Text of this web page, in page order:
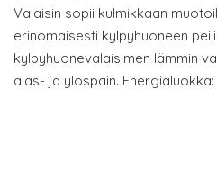
Valaisin sopii kulmikkaan
erinomaisesti kylpyhuoneen
kylpyhuonevalaisimen lämmin
alas- ja ylöspäin. Energialuokka: